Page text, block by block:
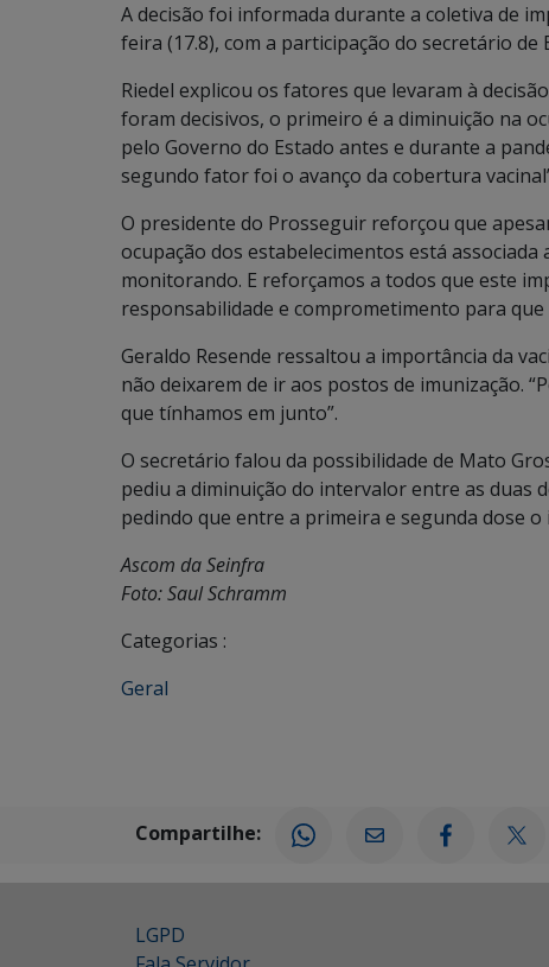
A decisão foi informada durante a coletiva de
feira (17.8), com a participação do secretário de
Riedel explicou os fatores que levaram à
foram decisivos, o primeiro é a diminuição na
pelo Governo do Estado antes e durante a
segundo fator foi o avanço da cobertura
O presidente do Prosseguir reforçou que
ocupação dos estabelecimentos está
monitorando. E reforçamos a todos que este
responsabilidade e comprometimento para que
Geraldo Resende ressaltou a importância da
não deixarem de ir aos postos de imunização.
que tínhamos em junto”.
O secretário falou da possibilidade de Mato
pediu a diminuição do intervalor entre as duas
pedindo que entre a primeira e segunda dose
Ascom da Seinfra
Foto: Saul Schramm
Categorias :
Geral
Compartilhe:
LGPD